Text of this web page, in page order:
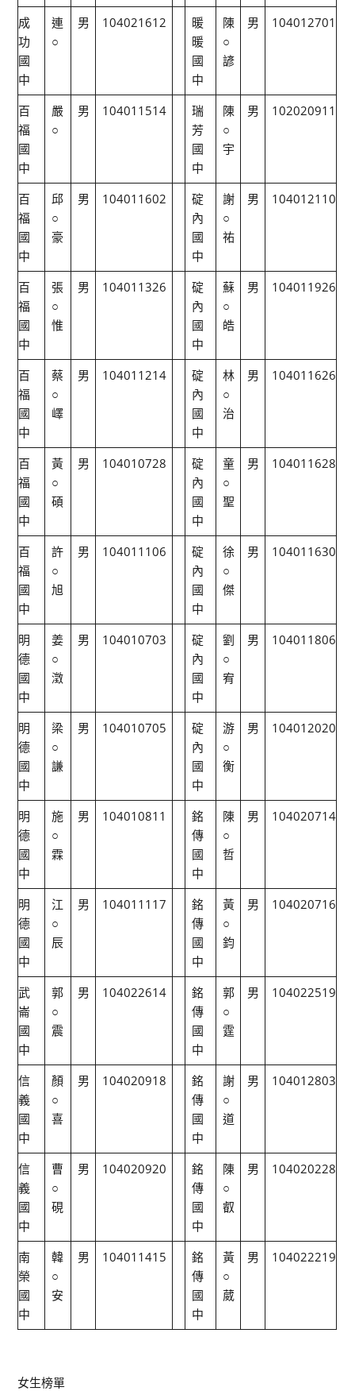
成
功
國
中
連
○
男 104021612
暖
暖
國
中
陳
○
諺
男 104012701
百
福
國
中
嚴
○
男 104011514
瑞
芳
國
中
陳
○
宇
男 102020911
百
福
國
中
邱
○
豪
男 104011602
碇
內
國
中
謝
○
祐
男 104012110
百
福
國
中
張
○
惟
男 104011326
碇
內
國
中
蘇
○
皓
男 104011926
百
福
國
中
蔡
○
嶧
男 104011214
碇
內
國
中
林
○
治
男 104011626
百
福
國
中
黃
○
碩
男 104010728
碇
內
國
中
童
○
聖
男 104011628
百
福
國
中
許
○
旭
男 104011106
碇
內
國
中
徐
○
傑
男 104011630
明
德
國
中
姜
○
澂
男 104010703
碇
內
國
中
劉
○
宥
男 104011806
明
德
國
中
梁
○
謙
男 104010705
碇
內
國
中
游
○
衡
男 104012020
明
德
國
中
施
○
霖
男 104010811
銘
傳
國
中
陳
○
哲
男 104020714
明
德
國
中
江
○
辰
男 104011117
銘
傳
國
中
黃
○
鈞
男 104020716
武
崙
國
中
郭
○
震
男 104022614
銘
傳
國
中
郭
○
霆
男 104022519
信
義
國
中
顏
○
喜
男 104020918
銘
傳
國
中
謝
○
道
男 104012803
信
義
國
中
曹
○
硯
男 104020920
銘
傳
國
中
陳
○
叡
男 104020228
南
榮
國
中
韓
○
安
男 104011415
銘
傳
國
中
黃
○
葳
男 104022219
女生榜單